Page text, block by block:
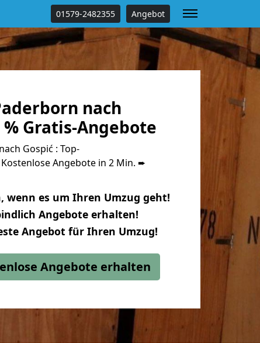
01579-2482355 Angebot
nach
Gratis-Angebote
Gospić : Top-
Angebote in 2 Min. ➨
wenn es um Ihren Umzug geht!
Angebote erhalten!
Angebot für Ihren Umzug!
Angebote erhalten